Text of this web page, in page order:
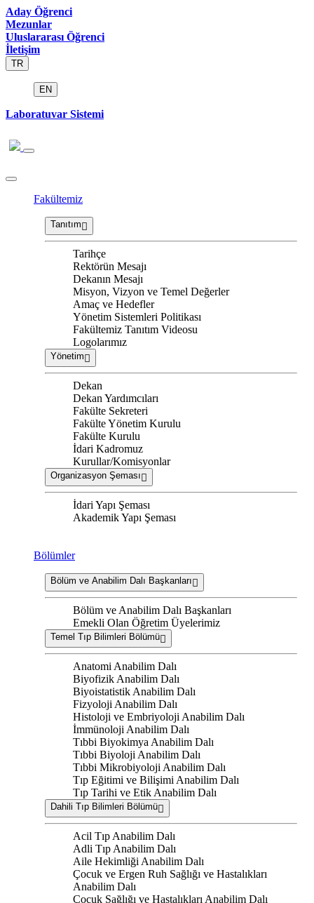
Aday Öğrenci
Mezunlar
Uluslararası Öğrenci
İletişim
TR
EN
Laboratuvar Sistemi
Fakültemiz
Tanıtım
Tarihçe
Rektörün Mesajı
Dekanın Mesajı
Misyon, Vizyon ve Temel Değerler
Amaç ve Hedefler
Yönetim Sistemleri Politikası
Fakültemiz Tanıtım Videosu
Logolarımız
Yönetim
Dekan
Dekan Yardımcıları
Fakülte Sekreteri
Fakülte Yönetim Kurulu
Fakülte Kurulu
İdari Kadromuz
Kurullar/Komisyonlar
Organizasyon Şeması
İdari Yapı Şeması
Akademik Yapı Şeması
Bölümler
Bölüm ve Anabilim Dalı Başkanları
Bölüm ve Anabilim Dalı Başkanları
Emekli Olan Öğretim Üyelerimiz
Temel Tıp Bilimleri Bölümü
Anatomi Anabilim Dalı
Biyofizik Anabilim Dalı
Biyoistatistik Anabilim Dalı
Fizyoloji Anabilim Dalı
Histoloji ve Embriyoloji Anabilim Dalı
İmmünoloji Anabilim Dalı
Tıbbi Biyokimya Anabilim Dalı
Tıbbi Biyoloji Anabilim Dalı
Tıbbi Mikrobiyoloji Anabilim Dalı
Tıp Eğitimi ve Bilişimi Anabilim Dalı
Tıp Tarihi ve Etik Anabilim Dalı
Dahili Tıp Bilimleri Bölümü
Acil Tıp Anabilim Dalı
Adli Tıp Anabilim Dalı
Aile Hekimliği Anabilim Dalı
Çocuk ve Ergen Ruh Sağlığı ve Hastalıkları
Anabilim Dalı
Çocuk Sağlığı ve Hastalıkları Anabilim Dalı